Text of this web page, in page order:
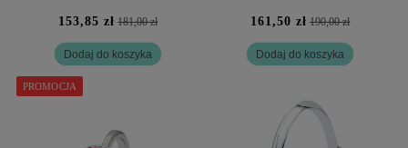
153,85 zł 181,00 zł
Dodaj do koszyka
161,50 zł 190,00 zł
Dodaj do koszyka
PROMOCJA